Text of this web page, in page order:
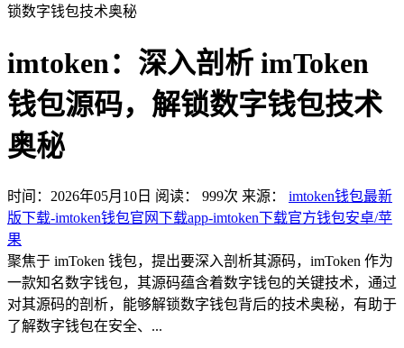
锁数字钱包技术奥秘
imtoken：深入剖析 imToken
钱包源码，解锁数字钱包技术
奥秘
时间：2026年05月10日 阅读： 999次 来源： imtoken钱包最新
版下载-imtoken钱包官网下载app-imtoken下载官方钱包安卓/苹
果
聚焦于 imToken 钱包，提出要深入剖析其源码，imToken 作为
一款知名数字钱包，其源码蕴含着数字钱包的关键技术，通过
对其源码的剖析，能够解锁数字钱包背后的技术奥秘，有助于
了解数字钱包在安全、...